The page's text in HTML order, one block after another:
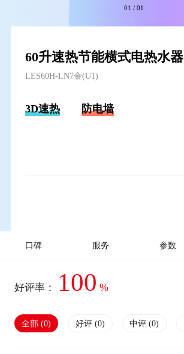
01 /01
60升速热节能横式电热水器
LES60H-LN7金(U1)
3D速热 防电墙
口碑 服务 参数
好评率： 100 %
全部 (0) 好评 (0) 中评 (0)